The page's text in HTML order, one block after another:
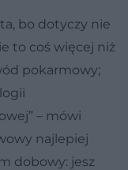
bo dotyczy nie
to coś więcej niż
pokarmowy;
– mówi
najlepiej
dobowy: jesz